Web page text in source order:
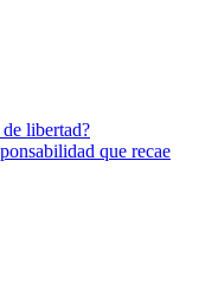
libertad?
que recae